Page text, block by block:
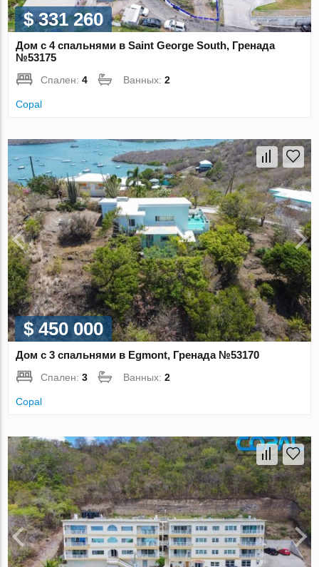
$ 331 260
Дом с 4 спальнями в Saint George South, Гренада
№53175
Спален:4 Ванных:2
Copal
$ 450 000
Дом с 3 спальнями в Egmont, Гренада №53170
Спален:3 Ванных:2
Copal